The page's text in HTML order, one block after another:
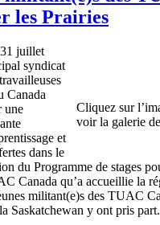
les Prairies
Cliquez sur
voir la galerie
juillet
syndicat
Canada
une
et
dans le
du Programme de stages
Canada qu’a accueillie la
militant(e)s des TUAC
Saskatchewan y ont pris